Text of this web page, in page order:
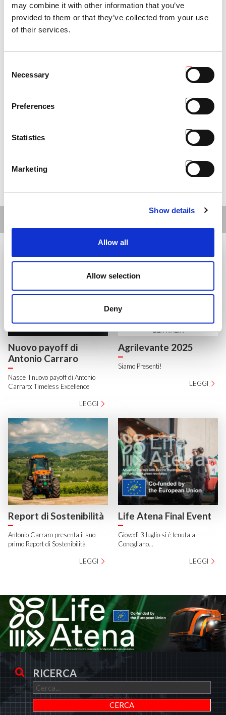
may combine it with other information that you’ve
provided to them or that they’ve collected from your use
of their services.
Selection
Necessary
Preferences
Statistics
Marketing
Show details
Allow all
Allow selection
Deny
AC | SPONSOR
Nuovo payoff di
Antonio Carraro
Nasce il nuovo payoff di Antonio
Carraro: Timeless Excellence
LEGGI
Agrilevante 2025
Siamo Presenti!
LEGGI
Report di Sostenibilità
Antonio Carraro presenta il suo
primo Report di Sostenibilità
LEGGI
Life Atena Final Event
Giovedì 3 luglio si è tenuta a
Conegliano...
LEGGI
RICERCA